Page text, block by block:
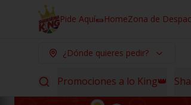
Pide Aquí🌯HomeZona de
¿Dónde quieres pedir?
Promociones a lo King👑